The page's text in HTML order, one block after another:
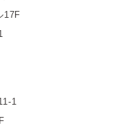
17F
1